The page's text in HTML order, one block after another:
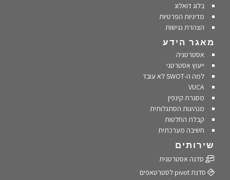
בלוג דואלוג
מדיניות הפרטיות
הצהרת נגישות
מאגר הידע
אסטרטגיה
ייעוץ אסטרטגי
למה ה-SWOT לא עובד
VUCA
מסגרת קינפין
מנהיגות הסתגלותית
קבלת החלטות
חשיבה מערכתית
שירותים
סדנה אסטרטגית
סדנת pivot לסטרטאפים